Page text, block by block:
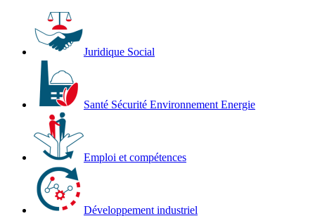
Juridique Social
Santé Sécurité Environnement Energie
Emploi et compétences
Développement industriel